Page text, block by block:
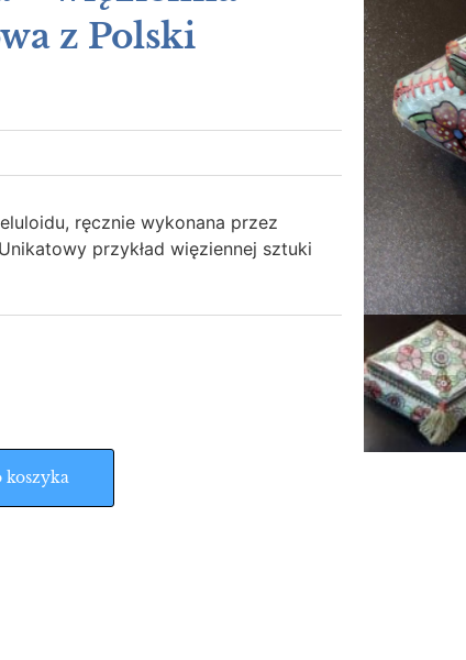
z Polski
ręcznie wykonana przez
przykład więziennej sztuki
koszyka